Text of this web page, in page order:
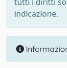
indicazione.